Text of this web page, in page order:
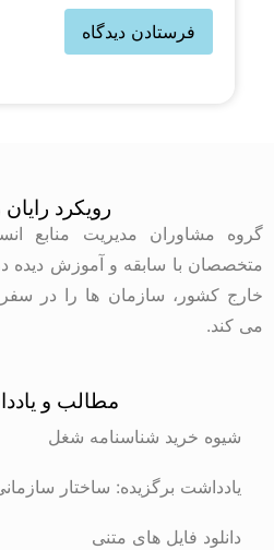
رویکرد رایان
گروه مشاوران مدیریت منابع
متخصصان با سابقه و آموزش
خارج کشور، سازمان ها را در سفر
می کند.
مطالب و
شیوه خرید شناسنامه شغل
یادداشت برگزیده: ساختار
دانلود فایل های متنی